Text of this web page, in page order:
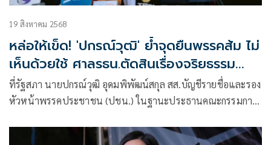
19 สิงหาคม 2568
หล่อให้เข็ด! 'ปกรณ์วุฒิ' ย้ำจุดยืนพรรคส้ม ไม่
เห็นด้วยใช้ ศาลรธน.ตัดสินเรื่องจริยธรรม
ความซื่อสัตย์สุจริต
ที่รัฐสภา นายปกรณ์วุฒิ อุดมพิพัฒน์สกุล สส.บัญชีรายชื่อและรอง
หัวหน้าพรรคประชาชน (ปชน.) ในฐานะประธานคณะกรรมการ